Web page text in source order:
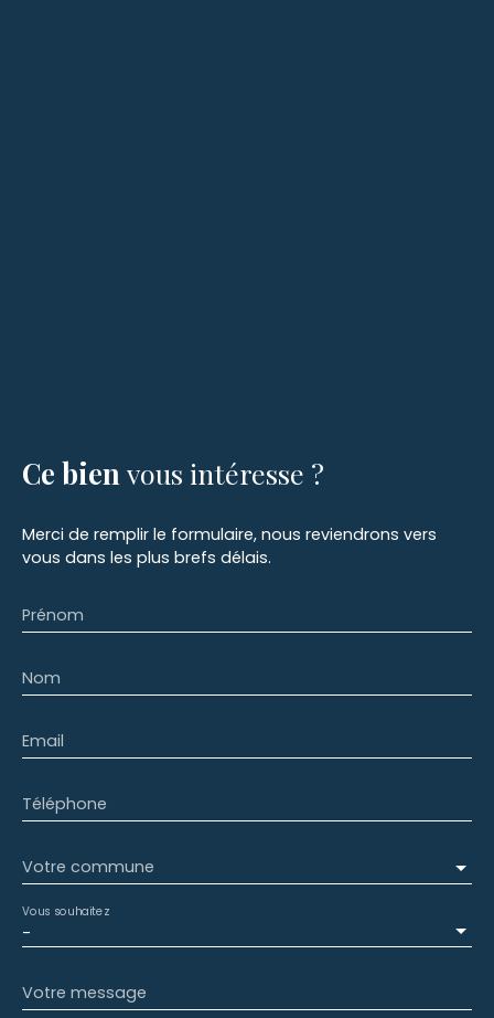
Ce bien vous intéresse ?
Merci de remplir le formulaire, nous reviendrons vers
vous dans les plus brefs délais.
Prénom
Nom
Email
Téléphone
Votre commune
-
Vous souhaitez
Votre message